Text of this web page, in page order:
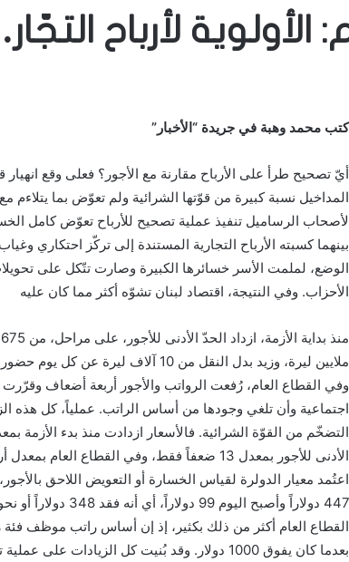
الأولوية لأرباح
كتب محمد وهبة في جريدة “الأخبار”
أيّ تصحيح طرأ على الأرباح مقارنة مع الأجور؟ فعلى وقع انهيار
المداخيل نسبة كبيرة من قوّتها الشرائية ولم تعوّض بما يتلاءم
لأصحاب الرساميل تنفيذ عملية تصحيح للأرباح تعوّض كامل
بينهما كسبته الأرباح التجارية المستندة إلى تركّز احتكاري
الوضع، لملمت الأسر خسائرها الكبيرة وصارت تتّكل على
الأحزاب. وفي النتيجة، اقتصاد لبنان تشوّه أكثر مما كان عليه
وفي القطاع العام، رُفعت الرواتب والأجور أربعة أضعاف
اجتماعية وأن تلغي وجودها من أساس الراتب. عملياً، كل هذه
الأدنى للأجور بمعدل 13 ضعفاً فقط، وفي القطاع
اعتُمد معيار الدولرة لقياس الخسارة أو التعويض اللاحق
بعدما كان يفوق 1000 دولار. وقد بُنيت كل الزيادات